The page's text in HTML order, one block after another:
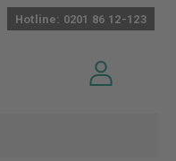
Hotline: 0201 86 12-123